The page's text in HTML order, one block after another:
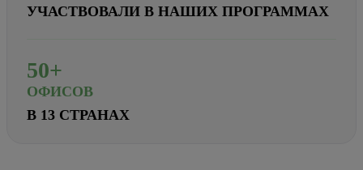
УЧАСТВОВАЛИ В НАШИХ ПРОГРАММАХ
50+
ОФИСОВ
В 13 СТРАНАХ